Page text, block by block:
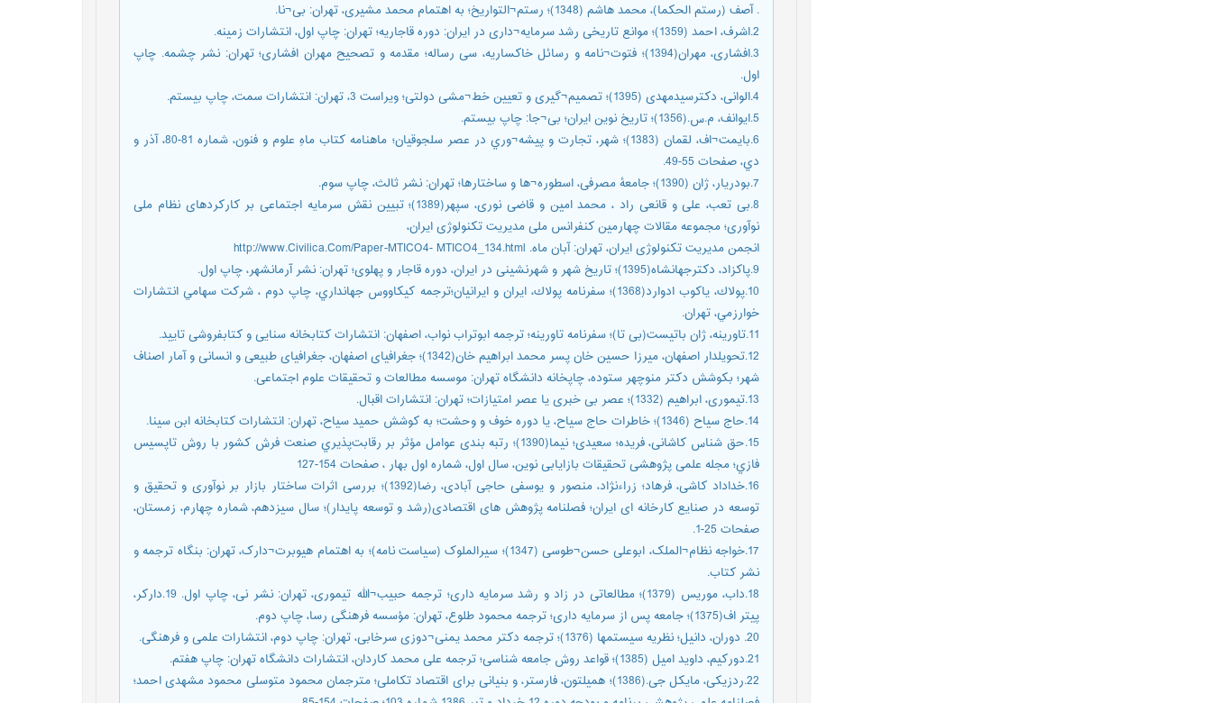
. آصف (رستم الحکما)، محمد هاشم (1348)؛ رستم¬التواریخ؛ به اهتمام محمد مشیری، تهران: بی¬نا.
2.اشرف، احمد (1359)؛ موانع تاریخی رشد سرمایه¬داری در ایران: دوره قاجاریه؛ تهران: چاپ اول، انتشارات زمینه.
3.افشاری، مهران(1394)؛ فتوت¬نامه و رسائل خاکساریه، سی رساله؛ مقدمه و تصحیح مهران افشاری؛ تهران: نشر چشمه. چاپ
اول.
4.الوانی، دکترسیدمهدی (1395)؛ تصمیم¬گیری و تعیین خط¬مشی دولتی؛ ویراست 3، تهران: انتشارات سمت، چاپ بیستم.
5.ایوانف، م.س.(1356)؛ تاریخ نوین ایران؛ بی¬جا: چاپ بیستم.
6.بايمت‌‌¬اف، لقمان (1383)؛ شهر، تجارت و پيشه¬وري در عصر سلجوقيان؛ ماهنامه كتاب ماهِ علوم و فنون، شماره 81-80، آذر و
دي، صفحات 55-49.
7.بودریار، ژان (1390)؛ جامعۀ مصرفی، اسطوره¬ها و ساختارها؛ تهران: نشر ثالث، چاپ سوم.
8.بی تعب، علی و قانعی راد ، محمد امین و قاضی نوری، سپهر(1389)؛ تبیین نقش سرمایه اجتماعی بر کارکردهای نظام ملی
نوآوری؛ مجموعه مقالات چهارمین کنفرانس ملی مدیریت تکنولوژی ایران،
انجمن مدیریت تکنولوژی ایران، تهران: آبان ماه. http://www.Civilica.Com/Paper-MTICO4- MTICO4_134.html
9.پاکزاد، دکترجهانشاه(1395)؛ تاریخ شهر و شهرنشینی در ایران، دوره قاجار و پهلوی؛ تهران: نشر آرمانشهر، چاپ اول.
10.پولاك، ياكوب ادوارد(1368)؛ سفرنامه پولاك، ايران و ايرانيان؛ترجمه كيكاووس جهانداري، چاپ دوم ، شركت سهامي انتشارات
خوارزمي، تهران.
11.تاورینه، ژان باتیست(بی تا)؛ سفرنامه تاورینه؛ ترجمه ابوتراب نواب، اصفهان: انتشارات کتابخانه سنایی و کتابفروشی تایید.
12.تحویلدار اصفهان، میرزا حسین خان پسر محمد ابراهیم خان(1342)؛ جغرافیای اصفهان، جغرافیای طبیعی و انسانی و آمار اصناف
شهر؛ بکوشش دکتر منوچهر ستوده، چاپخانه دانشگاه تهران: موسسه مطالعات و تحقیقات علوم اجتماعی.
13.تیموری، ابراهیم (1332)؛ عصر بی خبری یا عصر امتیازات؛ تهران: انتشارات اقبال.
14.حاج سیاح (1346)؛ خاطرات حاج سیاح، یا دوره خوف و وحشت؛ به کوشش حمید سیاح، تهران: انتشارات کتابخانه ابن سینا.
15.حق شناس کاشانی، فریده؛ سعیدی؛ نیما(1390)؛ رﺗﺒﻪ بندی ﻋﻮاﻣﻞ ﻣﺆﺛﺮ ﺑﺮ رﻗﺎﺑﺖﭘﺬﻳﺮي ﺻﻨﻌﺖ ﻓﺮش ﻛﺸﻮر ﺑﺎ روش ﺗﺎﭘﺴﻴﺲ
ﻓﺎزي؛ مجله علمی پژوهشی تحقیقات بازایابی نوین، سال اول، شماره اول بهار ، صفحات 154-127
16.خداداد کاشی، فرهاد؛ زراءنژاد، منصور و یوسفی حاجی آبادی، رضا(1392)؛ بررسی اثرات ساختار بازار بر نوآوری و تحقیق و
توسعه در صنایع کارخانه ای ایران؛ فصلنامه پژوهش های اقتصادی(رشد و توسعه پایدار)؛ سال سیزدهم، شماره چهارم، زمستان،
صفحات 25-1.
17.خواجه نظام¬الملک، ابوعلی حسن¬طوسی (1347)؛ سیرالملوک (سیاست نامه)؛ به اهتمام هیوبرت¬دارک، تهران: بنگاه ترجمه و
نشر کتاب.
18.داب، موریس (1379)؛ مطالعاتی در زاد و رشد سرمایه داری؛ ترجمه حبیب¬الله تیموری، تهران: نشر نی، چاپ اول. 19.دارکر،
پیتر اف(1375)؛ جامعه پس از سرمایه داری؛ ترجمه محمود طلوع، تهران: مؤسسه فرهنگی رسا، چاپ دوم.
20. دوران، دانیل؛ نظریه سیستمها (1376)؛ ترجمه دکتر محمد یمنی¬دوزی سرخابی، تهران: چاپ دوم، انتشارات علمی و فرهنگی.
21.دورکیم، داوید امیل (1385)؛ قواعد روش جامعه شناسی؛ ترجمه علی محمد کاردان، انتشارات دانشگاه تهران: چاپ هفتم.
22.ردزیکی، مایکل جی.(1386)؛ همیلتون، فارستر، و بنیانی برای اقتصاد تکاملی؛ مترجمان محمود متوسلی محمود مشهدی احمد؛